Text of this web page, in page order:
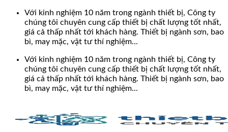
Với kinh nghiệm 10 năm trong ngành thiết bị, Công ty
chúng tôi chuyên cung cấp thiết bị chất lượng tốt nhất,
giá cả thấp nhất tới khách hàng. Thiết bị ngành sơn, bao
bì, may mặc, vật tư thí nghiệm...
Với kinh nghiệm 10 năm trong ngành thiết bị, Công ty
chúng tôi chuyên cung cấp thiết bị chất lượng tốt nhất,
giá cả thấp nhất tới khách hàng. Thiết bị ngành sơn, bao
bì, may mặc, vật tư thí nghiệm...